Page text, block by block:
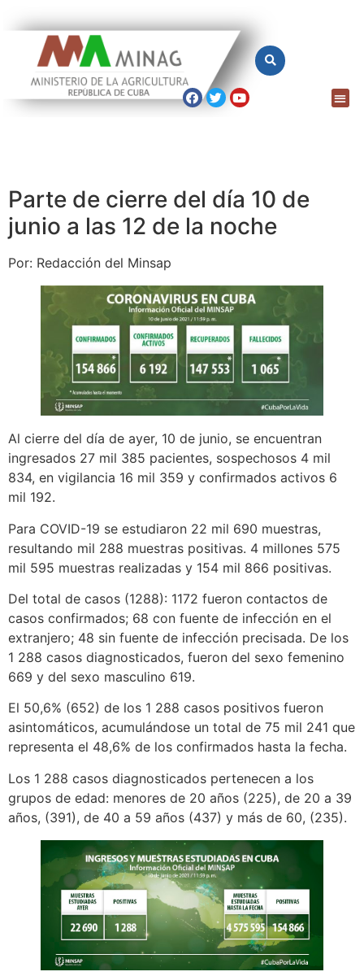
Parte de cierre del día 10 de
junio a las 12 de la noche
Por: Redacción del Minsap
Al cierre del día de ayer, 10 de junio, se encuentran
ingresados 27 mil 385 pacientes, sospechosos 4 mil
834, en vigilancia 16 mil 359 y confirmados activos 6
mil 192.
Para COVID-19 se estudiaron 22 mil 690 muestras,
resultando mil 288 muestras positivas. 4 millones 575
mil 595 muestras realizadas y 154 mil 866 positivas.
Del total de casos (1288): 1172 fueron contactos de
casos confirmados; 68 con fuente de infección en el
extranjero; 48 sin fuente de infección precisada. De los
1 288 casos diagnosticados, fueron del sexo femenino
669 y del sexo masculino 619.
El 50,6% (652) de los 1 288 casos positivos fueron
asintomáticos, acumulándose un total de 75 mil 241 que
representa el 48,6% de los confirmados hasta la fecha.
Los 1 288 casos diagnosticados pertenecen a los
grupos de edad: menores de 20 años (225), de 20 a 39
años, (391), de 40 a 59 años (437) y más de 60, (235).